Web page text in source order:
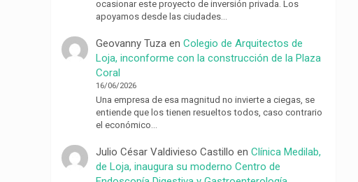
ocasionar este proyecto de inversión privada. Los
apoyamos desde las ciudades…
Geovanny Tuza enColegio de Arquitectos de
Loja, inconforme con la construcción de la Plaza
Coral
16/06/2026
Una empresa de esa magnitud no invierte a ciegas, se
entiende que los tienen resueltos todos, caso contrario
el económico…
Julio César Valdivieso Castillo enClínica Medilab,
de Loja, inaugura su moderno Centro de